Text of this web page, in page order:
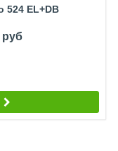
524 EL+DB
руб